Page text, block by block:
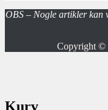
OBS – Nogle artikler kan
Copyright ©
Kurv